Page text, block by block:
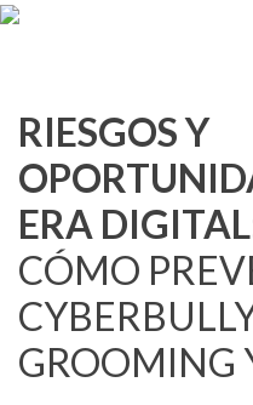
Skip
RIESGOS Y
ERA
CÓMO
GROOMING